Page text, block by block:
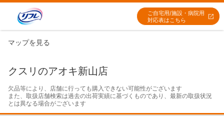
ご自宅用/施設・病院用
対応表はこちら
マップを見る
クスリのアオキ新山店
欠品等により、店舗に行っても購入できない可能性がございます
また、取扱店舗検索は過去の出荷実績に基づくものであり、最新の取扱状況
とは異なる場合がございます